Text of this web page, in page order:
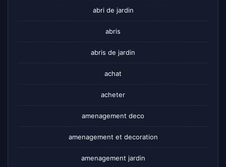
abri de jardin
abris
abris de jardin
achat
acheter
amenagement deco
amenagement et decoration
amenagement jardin